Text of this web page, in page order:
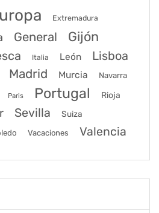
Extremadura
General Gijón
Italia León Lisboa
Madrid Murcia Navarra
Paris Portugal Rioja
Sevilla Suiza
Vacaciones Valencia